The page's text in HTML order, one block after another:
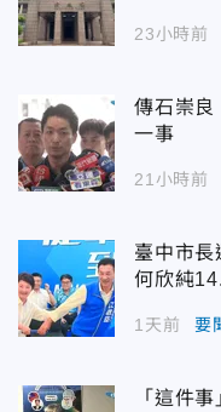
23小時前
傳石崇
一事
21小時前
臺中市
何欣純
1天前 要
「這件